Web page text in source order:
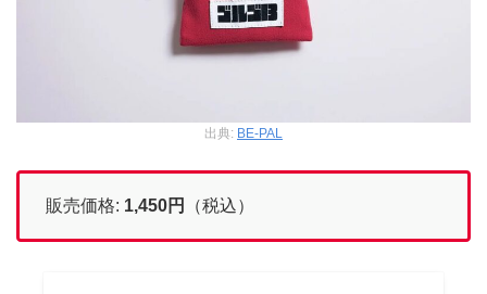
出典: BE-PAL
販売価格: 1,450円 （税込）